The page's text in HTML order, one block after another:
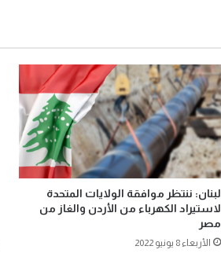
لبنان: ننتظر موافقة الولايات المتحدة
لاستيراد الكهرباء من الأردن والغاز من
مصر
الأربعاء 8 يونيو 2022